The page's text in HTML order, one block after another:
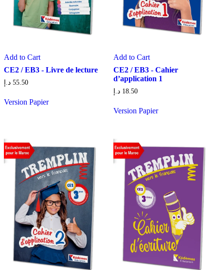
Add to Cart
CE2 / EB3 - Livre de lecture
55.50 د.إ
Version Papier
Add to Cart
CE2 / EB3 - Cahier
d’application 1
18.50 د.إ
Version Papier